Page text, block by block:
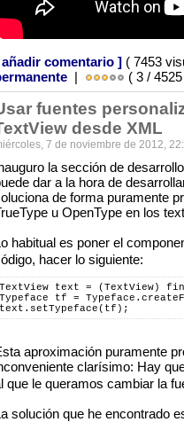
comentario ] ( 7453
| ( 3 /
fuentes
desde XML
7 de noviembre de 2012,
la sección de
dar a la hora de
de forma puramente
u OpenType en los
habitual es poner el
hacer lo siguiente:
TextView text = (TextView)
Typeface tf =
text.setTypeface(tf);
aproximación puramente
clarísimo: Hay
que le queramos cambiar la
solución que he encontrado